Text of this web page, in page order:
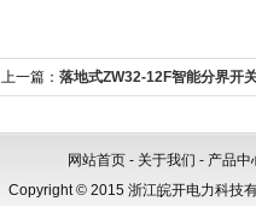
上一篇： 落地式ZW32-12F智能分界开
网站首页 - 关于我们 - 产品中
Copyright © 2015 浙江皖开电力科技